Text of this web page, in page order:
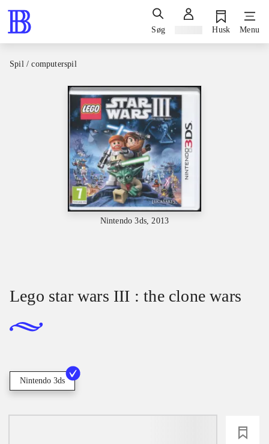
Søg Husk Menu
Spil / computerspil
Nintendo 3ds, 2013
Lego star wars III : the clone wars
Nintendo 3ds